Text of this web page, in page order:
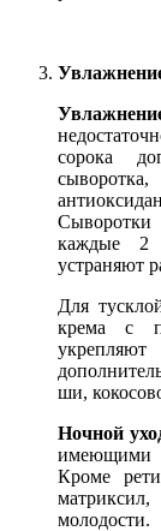
сорока
Сыворотки
каждые 2
устраняют
Для
крема с
ши,
Ночной
имеющими
Кроме
молодости.